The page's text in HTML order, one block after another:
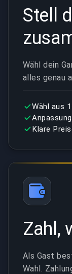
Stell
Wähl dein
alles genau
Wähl aus
Klare
Zahl,
Als Gast
Wahl.